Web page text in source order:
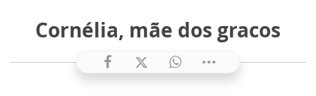
Cornélia, mãe dos gracos